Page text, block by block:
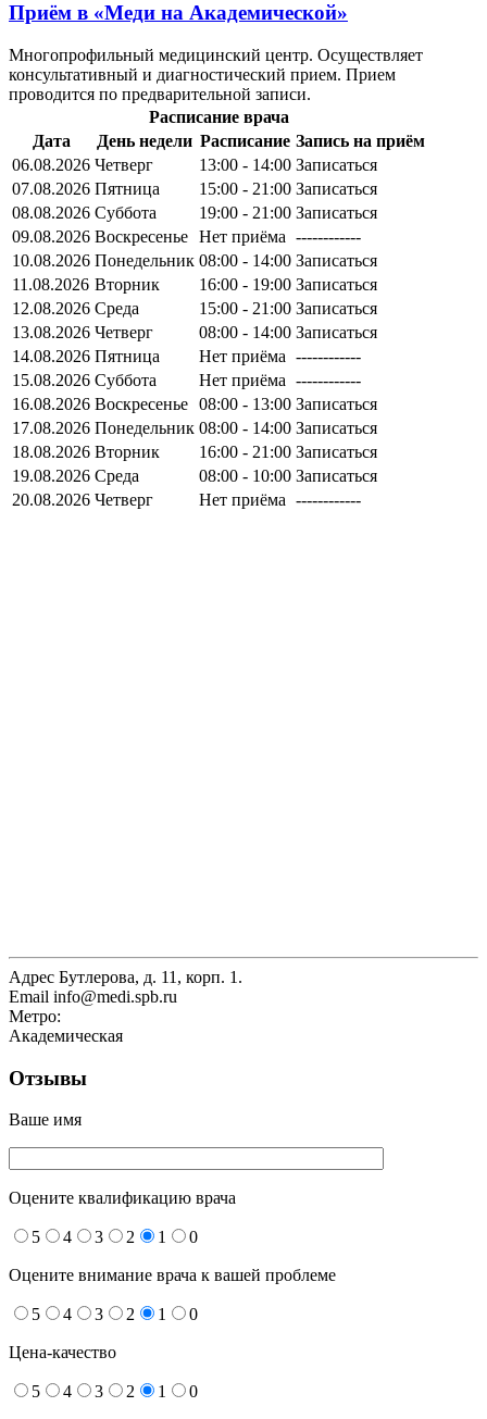
Приём в «Меди на Академической»
Многопрофильный медицинский центр. Осуществляет
консультативный и диагностический прием. Прием
проводится по предварительной записи.
Расписание врача
Дата
День недели Расписание Запись на приём
06.08.2026 Четверг 13:00 - 14:00 Записаться
07.08.2026 Пятница 15:00 - 21:00 Записаться
08.08.2026 Суббота 19:00 - 21:00 Записаться
09.08.2026 Воскресенье Нет приёма ------------
10.08.2026 Понедельник 08:00 - 14:00 Записаться
11.08.2026 Вторник 16:00 - 19:00 Записаться
12.08.2026 Среда 15:00 - 21:00 Записаться
13.08.2026 Четверг 08:00 - 14:00 Записаться
14.08.2026 Пятница Нет приёма ------------
15.08.2026 Суббота Нет приёма ------------
16.08.2026 Воскресенье 08:00 - 13:00 Записаться
17.08.2026 Понедельник 08:00 - 14:00 Записаться
18.08.2026 Вторник 16:00 - 21:00 Записаться
19.08.2026 Среда 08:00 - 10:00 Записаться
20.08.2026 Четверг Нет приёма ------------
Адрес Бутлерова, д. 11, корп. 1.
Email info@medi.spb.ru
Метро:
Академическая
Отзывы
Ваше имя
Оцените квалификацию врача
5 4 3 2 1 0
Оцените внимание врача к вашей проблеме
5 4 3 2 1 0
Цена-качество
5 4 3 2 1 0